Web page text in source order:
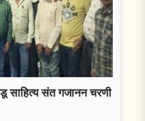
साहित्य संत गजानन चरणी